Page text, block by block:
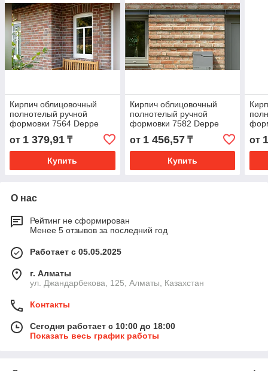
Кирпич облицовочный
полнотелый ручной
формовки 7564 Deppe
(Германия) NF
240*115*71мм
от 1 379,91 ₸
Купить
Кирпич облицовочный
полнотелый ручной
формовки 7582 Deppe
(Германия) NF
240*115*71мм
от 1 456,57₸
Купить
от
О нас
Рейтинг не сформирован
Менее 5 отзывов за последний год
Работает с 05.05.2025
г. Алматы
ул. Джандарбекова, 125, Алматы, Казахстан
Контакты
Сегодня работает с 10:00 до 18:00
Показать весь график работы